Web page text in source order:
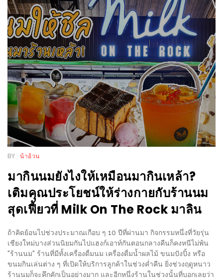
อาหาร
ทาน
เอง?
SHOP
TOP
10
รีวิว
ร้าน
อาหาร
ที่
ชม
มาก
ที่สุด
ปี
2557
กิจกรรม
BY น้าอ้วน
มากินนมยังไงให้เหมือนมากินเหล้า?
เติมคุณประโยชน์ให้ร่างกายกับร้านนม
สุดเฟี้ยวที่ Milk On The Rock มาลิน
ถ้าคิดย้อนไปช่วงประมาณเกือบ ๆ 10 ปีที่ผ่านมา กิจกรรมหนึ่งที่วัยรุ่น
เชียงใหม่บางส่วนนิยมกันไปแฮงก์เอาท์กันตอนกลางคืนก็คงหนีไม่พ้น
"ร้านนม" ร้านที่มีทั้งเครื่องดื่มนม เครื่องดื่มน้ำผลไม้ ขนมปังปิ้ง หรือ
ขนมกินเล่นต่าง ๆ ที่เปิดให้บริการลูกค้าในช่วงค่ำคืน ยิ่งช่วงฤดูหนาว
ร้านนมก็จะคึกคักเป็นอย่างมาก และอีกหนึ่งร้านในช่วงนั้นที่บอกเลยว่า